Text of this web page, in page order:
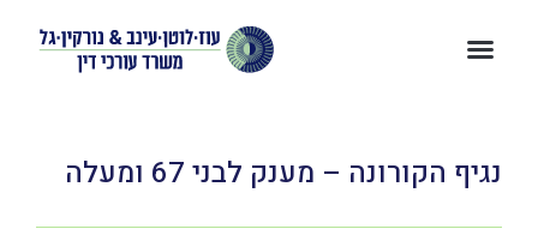
נגיף הקורונה – מענק לבני 67 ומעלה